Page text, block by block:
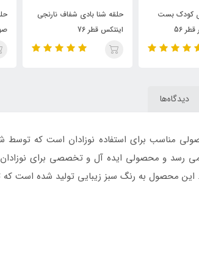
شنا بادی شفاف نارنجی
قطر 76
حلقه شنا بادی مدل ملوانی
صورتی قطر 91 اینتکس
دیدگاه‌ها
مناسب برای استفاده نوزادان است که
رسد و محصولی ایده آل و تخصصی برای
این محصول به رنگ سبز زیبایی تولید شده است